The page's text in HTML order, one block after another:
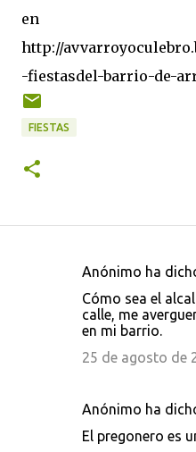
en
http://
-fiestasdel-barrio-de-
FIESTAS
Anónimo ha
Cómo sea el
calle, me
en mi barrio.
25 de agosto de
Anónimo ha
El pregonero es